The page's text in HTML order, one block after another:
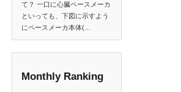
て？ 一口に心臓ペースメーカ
といっても、下図に示すよう
にペースメーカ本体(…
Monthly Ranking